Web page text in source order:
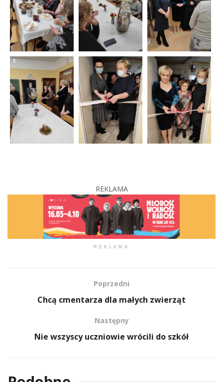
REKLAMA
REKLAMA
Poprzedni
Chcą cmentarza dla małych zwierząt
Następny
Nie wszyscy uczniowie wrócili do szkół